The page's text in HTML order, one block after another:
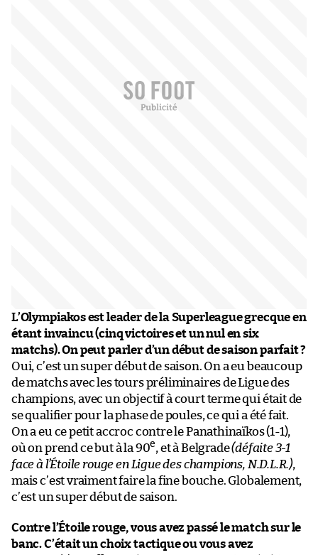
L’Olympiakos est leader de la Superleague grecque en
étant invaincu (cinq victoires et un nul en six
matchs). On peut parler d’un début de saison parfait ?
Oui, c’est un super début de saison. On a eu beaucoup
de matchs avec les tours préliminaires de Ligue des
champions, avec un objectif à court terme qui était de
se qualifier pour la phase de poules, ce qui a été fait.
On a eu ce petit accroc contre le Panathinaïkos (1-1),
où on prend ce but à la 90e, et à Belgrade(défaite 3-1
face à l’Étoile rouge en Ligue des champions, N.D.L.R.),
mais c’est vraiment faire la fine bouche. Globalement,
c’est un super début de saison.
Contre l’Étoile rouge, vous avez passé le match sur le
banc. C’était un choix tactique ou vous avez